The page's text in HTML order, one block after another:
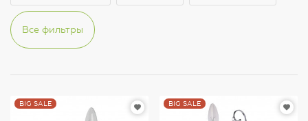
Все фильтры
BIG SALE BIG SALE